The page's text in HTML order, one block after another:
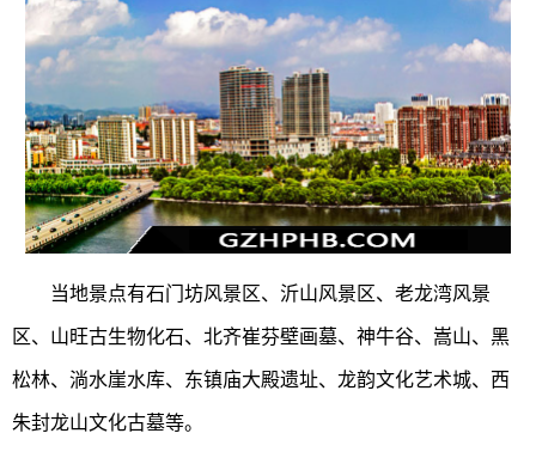
当地景点有石门坊风景区、沂山风景区、老龙湾风景
区、山旺古生物化石、北齐崔芬壁画墓、神牛谷、嵩山、黑
松林、淌水崖水库、东镇庙大殿遗址、龙韵文化艺术城、西
朱封龙山文化古墓等。